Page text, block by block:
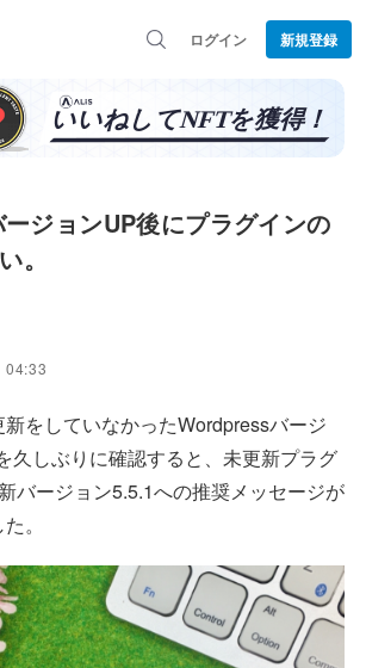
ログイン 新規登録
ジョンUP後にプラグインの
。
04:33
をしていなかったWordpressバージ
久しぶりに確認すると、未更新プラグ
バージョン5.5.1への推奨メッセージが
。